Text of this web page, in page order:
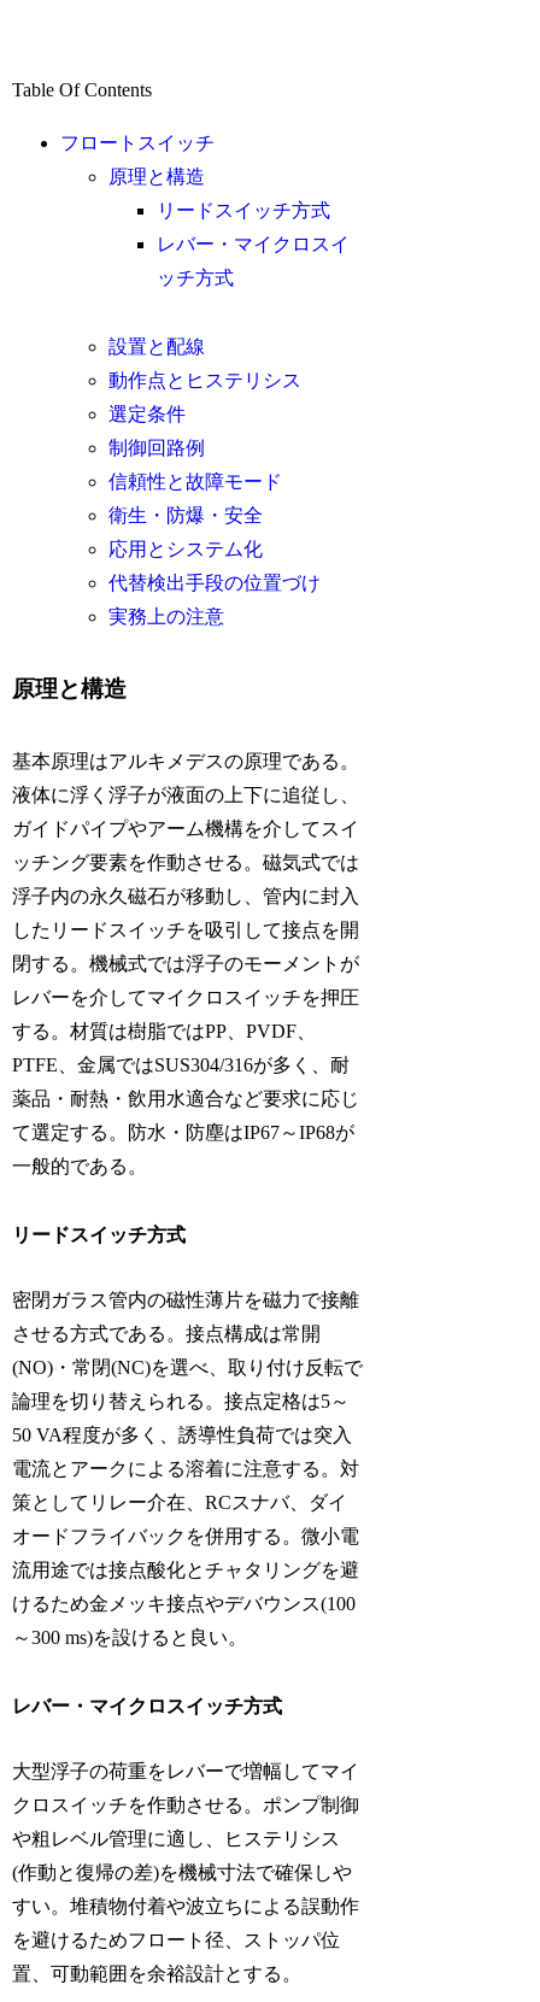
Table Of Contents
フロートスイッチ
原理と構造
リードスイッチ方式
レバー・マイクロスイ
ッチ方式
設置と配線
動作点とヒステリシス
選定条件
制御回路例
信頼性と故障モード
衛生・防爆・安全
応用とシステム化
代替検出手段の位置づけ
実務上の注意
原理と構造
基本原理はアルキメデスの原理である。
液体に浮く浮子が液面の上下に追従し、
ガイドパイプやアーム機構を介してスイ
ッチング要素を作動させる。磁気式では
浮子内の永久磁石が移動し、管内に封入
したリードスイッチを吸引して接点を開
閉する。機械式では浮子のモーメントが
レバーを介してマイクロスイッチを押圧
する。材質は樹脂ではPP、PVDF、
PTFE、金属ではSUS304/316が多く、耐
薬品・耐熱・飲用水適合など要求に応じ
て選定する。防水・防塵はIP67～IP68が
一般的である。
リードスイッチ方式
密閉ガラス管内の磁性薄片を磁力で接離
させる方式である。接点構成は常開
(NO)・常閉(NC)を選べ、取り付け反転で
論理を切り替えられる。接点定格は5～
50 VA程度が多く、誘導性負荷では突入
電流とアークによる溶着に注意する。対
策としてリレー介在、RCスナバ、ダイ
オードフライバックを併用する。微小電
流用途では接点酸化とチャタリングを避
けるため金メッキ接点やデバウンス(100
～300 ms)を設けると良い。
レバー・マイクロスイッチ方式
大型浮子の荷重をレバーで増幅してマイ
クロスイッチを作動させる。ポンプ制御
や粗レベル管理に適し、ヒステリシス
(作動と復帰の差)を機械寸法で確保しや
すい。堆積物付着や波立ちによる誤動作
を避けるためフロート径、ストッパ位
置、可動範囲を余裕設計とする。